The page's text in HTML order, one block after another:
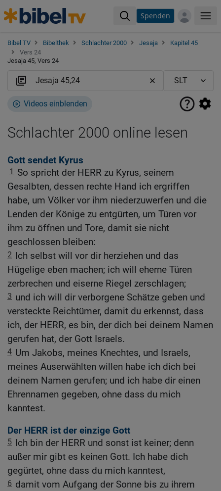
Spenden
Bibel TV Bibelthek Schlachter 2000 Jesaja
Kapitel 45
Vers 24
Jesaja 45, Vers 24
Videos einblenden
Schlachter 2000 online lesen
Gott sendet Kyrus
1
So spricht der HERR zu Kyrus, seinem
Gesalbten, dessen rechte Hand ich ergriffen
habe, um Völker vor ihm niederzuwerfen und die
Lenden der Könige zu entgürten, um Türen vor
ihm zu öffnen und Tore, damit sie nicht
geschlossen bleiben:
2 Ich selbst will vor dir herziehen und das
Hügelige eben machen; ich will eherne Türen
zerbrechen und eiserne Riegel zerschlagen;
3 und ich will dir verborgene Schätze geben und
versteckte Reichtümer, damit du erkennst, dass
ich, der HERR, es bin, der dich bei deinem Namen
gerufen hat, der Gott Israels.
4 Um Jakobs, meines Knechtes, und Israels,
meines Auserwählten willen habe ich dich bei
deinem Namen gerufen; und ich habe dir einen
Ehrennamen gegeben, ohne dass du mich
kanntest.
Der HERR ist der einzige Gott
5 Ich bin der HERR und sonst ist keiner; denn
außer mir gibt es keinen Gott. Ich habe dich
gegürtet, ohne dass du mich kanntest,
6 damit vom Aufgang der Sonne bis zu ihrem